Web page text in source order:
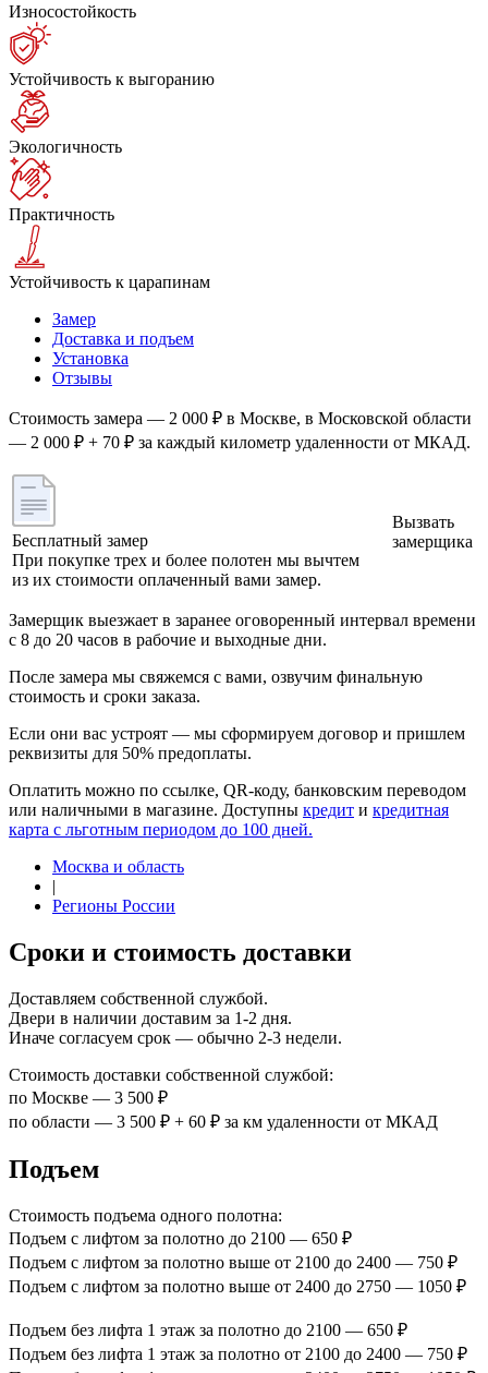
Износостойкость
Устойчивость к выгоранию
Экологичность
Практичность
Устойчивость к царапинам
Замер
Доставка и подъем
Установка
Отзывы
Стоимость замера — 2 000 ₽ в Москве, в Московской области
— 2 000 ₽ + 70 ₽ за каждый километр удаленности от МКАД.
Бесплатный замер
При покупке трех и более полотен мы вычтем
из их стоимости оплаченный вами замер.
Вызвать
замерщика
Замерщик выезжает в заранее оговоренный интервал времени
с 8 до 20 часов в рабочие и выходные дни.
После замера мы свяжемся с вами, озвучим финальную
стоимость и сроки заказа.
Если они вас устроят — мы сформируем договор и пришлем
реквизиты для 50% предоплаты.
Оплатить можно по ссылке, QR-коду, банковским переводом
или наличными в магазине. Доступны кредит и кредитная
карта с льготным периодом до 100 дней.
Москва и область
|
Регионы России
Сроки и стоимость доставки
Доставляем собственной службой.
Двери в наличии доставим за 1-2 дня.
Иначе согласуем срок — обычно 2-3 недели.
Стоимость доставки собственной службой:
по Москве — 3 500 ₽
по области — 3 500 ₽ + 60 ₽ за км удаленности от МКАД
Подъем
Стоимость подъема одного полотна:
Подъем с лифтом за полотно до 2100 — 650 ₽
Подъем с лифтом за полотно выше от 2100 до 2400 — 750 ₽
Подъем с лифтом за полотно выше от 2400 до 2750 — 1050 ₽
Подъем без лифта 1 этаж за полотно до 2100 — 650 ₽
Подъем без лифта 1 этаж за полотно от 2100 до 2400 — 750 ₽